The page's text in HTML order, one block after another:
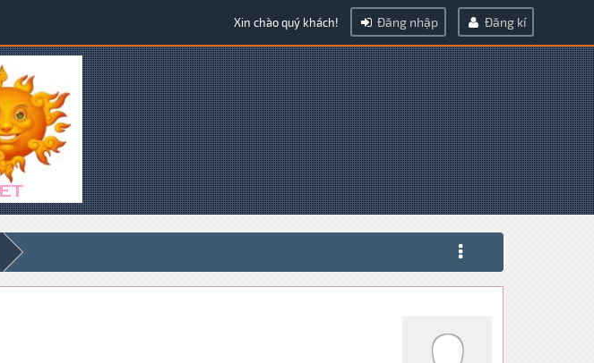
Xin chào quý khách! Đăng nhập Đăng kí